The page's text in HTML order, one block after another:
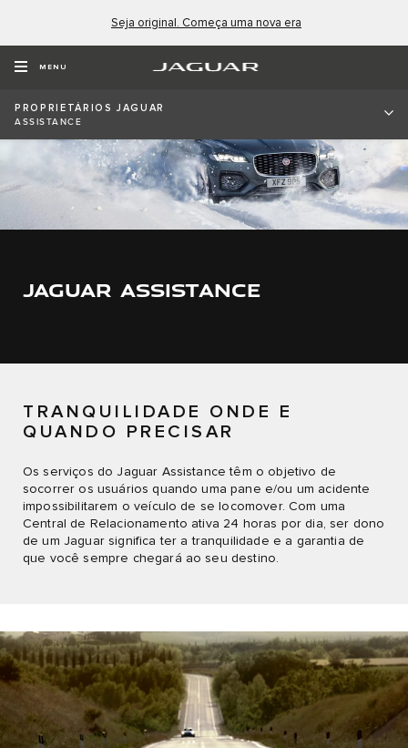
Seja original. Começa uma nova era
MENU
PROPRIETÁRIOS JAGUAR
ASSISTANCE
JAGUAR ASSISTANCE
TRANQUILIDADE ONDE E
QUANDO PRECISAR
Os serviços do Jaguar Assistance têm o objetivo de
socorrer os usuários quando uma pane e/ou um acidente
impossibilitarem o veículo de se locomover. Com uma
Central de Relacionamento ativa 24 horas por dia, ser dono
de um Jaguar significa ter a tranquilidade e a garantia de
que você sempre chegará ao seu destino.